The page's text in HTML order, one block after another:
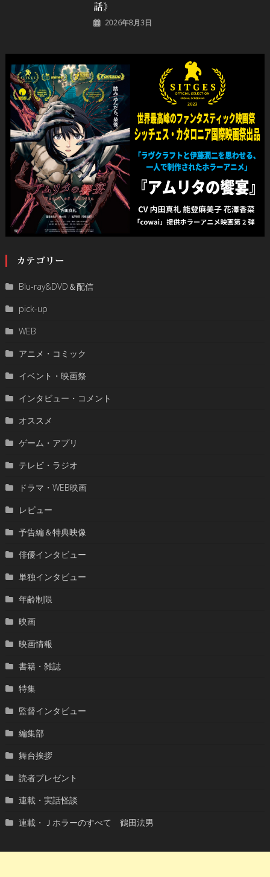
話》
2026年8月3日
カテゴリー
Blu-ray&DVD＆配信
pick-up
WEB
アニメ・コミック
イベント・映画祭
インタビュー・コメント
オススメ
ゲーム・アプリ
テレビ・ラジオ
ドラマ・WEB映画
レビュー
予告編＆特典映像
俳優インタビュー
単独インタビュー
年齢制限
映画
映画情報
書籍・雑誌
特集
監督インタビュー
編集部
舞台挨拶
読者プレゼント
連載・実話怪談
連載・Ｊホラーのすべて 鶴田法男